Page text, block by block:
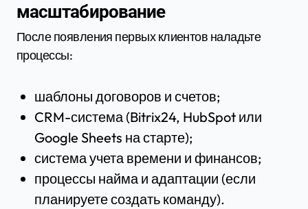
масштабирование
После появления первых клиентов наладьте
процессы:
шаблоны договоров и счетов;
CRM-система (Bitrix24, HubSpot или
Google Sheets на старте);
система учета времени и финансов;
процессы найма и адаптации (если
планируете создать команду).